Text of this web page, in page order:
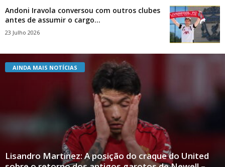
Andoni Iravola conversou com outros clubes
antes de assumir o cargo...
23 Julho 2026
AINDA MAIS NOTÍCIAS
Lisandro Martinez: A posição do craque do United